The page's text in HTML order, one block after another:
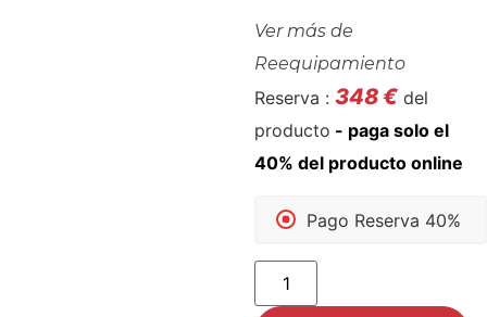
Ver más de
Reequipamiento
Reserva : 348€ del
producto
Pago Reserva 40%